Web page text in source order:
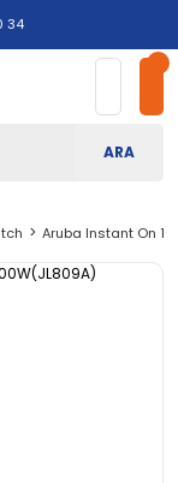
34
ARA
Aruba Instant On